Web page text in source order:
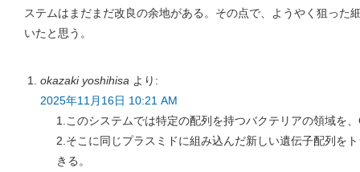
ステムはまだまだ改良の余地がある。その点で、ようやく狙った
いたと思う。
okazaki yoshihisa より:
2025年11月16日 10:21 AM
1.このシステムでは特定の配列を持つバクテリアの領域を
2.そこに同じプラスミドに組み込んだ新しい遺伝子配列を
きる。